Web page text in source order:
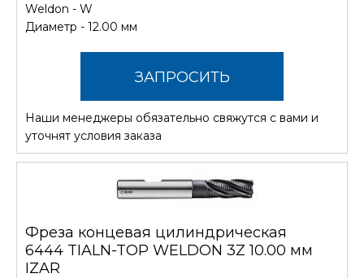
Weldon - W
Диаметр - 12.00 мм
ЗАПРОСИТЬ
СТОИМОСТЬ
Наши менеджеры обязательно свяжутся с вами и
уточнят условия заказа
Фреза концевая цилиндрическая
6444 TIALN-TOP WELDON 3Z 10.00 мм
IZAR